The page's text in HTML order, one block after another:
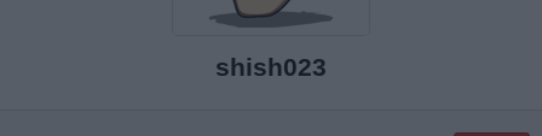
shish023